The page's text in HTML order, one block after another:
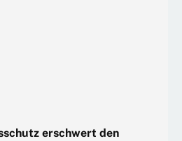
erschwert den